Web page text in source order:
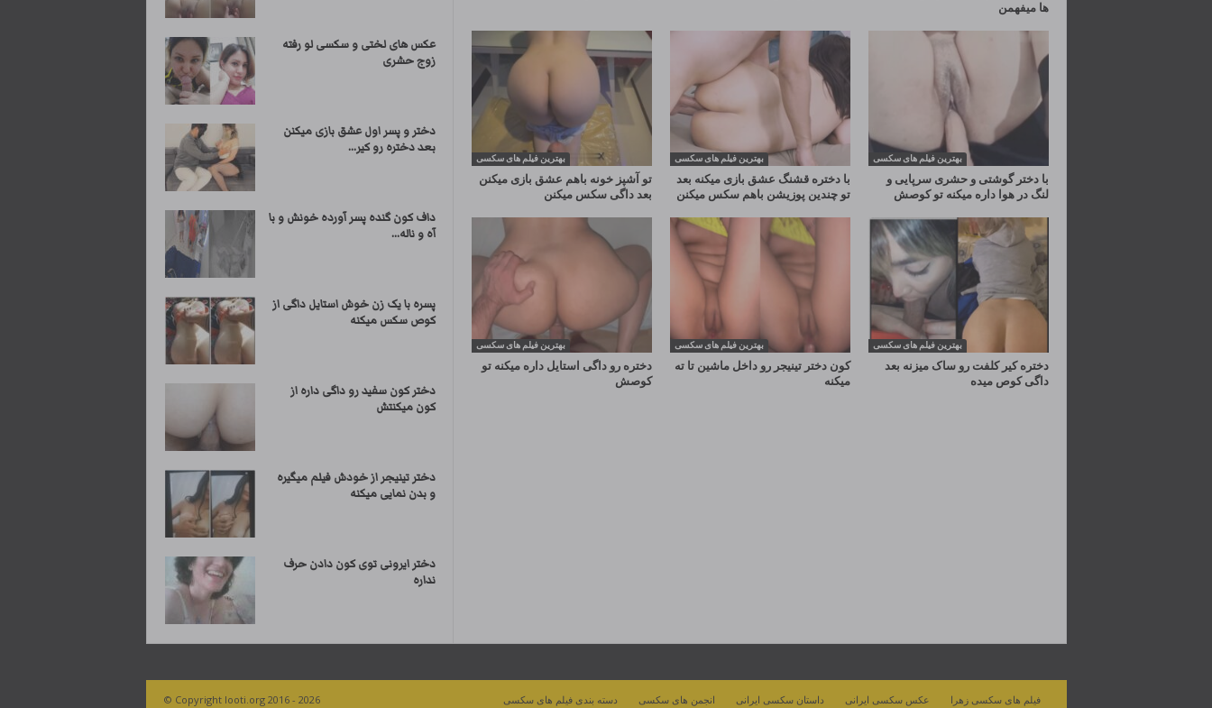
ها میفهمن
بهترین فیلم های سکسی
تو آشپز خونه باهم عشق بازی میکنن
بعد داگی سکس میکنن
بهترین فیلم های سکسی
با دختره قشنگ عشق بازی میکنه بعد
تو چندین پوزیشن باهم سکس میکنن
بهترین فیلم های سکسی
با دختر گوشتی و حشری سرپایی و
لنگ در هوا داره میکنه تو کوصش
بهترین فیلم های سکسی
دختره رو داگی استایل داره میکنه تو
کوصش
بهترین فیلم های سکسی
کون دختر تینیجر رو داخل ماشین تا ته
میکنه
بهترین فیلم های سکسی
دختره کیر کلفت رو ساک میزنه بعد
داگی کوص میده
عکس های لختی و سکسی لو رفته
زوج حشری
دختر و پسر اول عشق بازی میکنن
بعد دختره رو کیر...
داف کون گنده پسر آورده خونش و با
آه و ناله...
پسره با یک زن خوش استایل داگی از
کوص سکس میکنه
دختر کون سفید رو داگی داره از
کون میکنتش
دختر تینیجر از خودش فیلم میگیره
و بدن نمایی میکنه
دختر ایرونی توی کون دادن حرف
نداره
دسته بندی فیلم های سکسی انجمن های سکسی داستان سکسی ایرانی عکس سکسی ایرانی فیلم های سکسی زهرا © Copyright looti.org 2016 - 2026